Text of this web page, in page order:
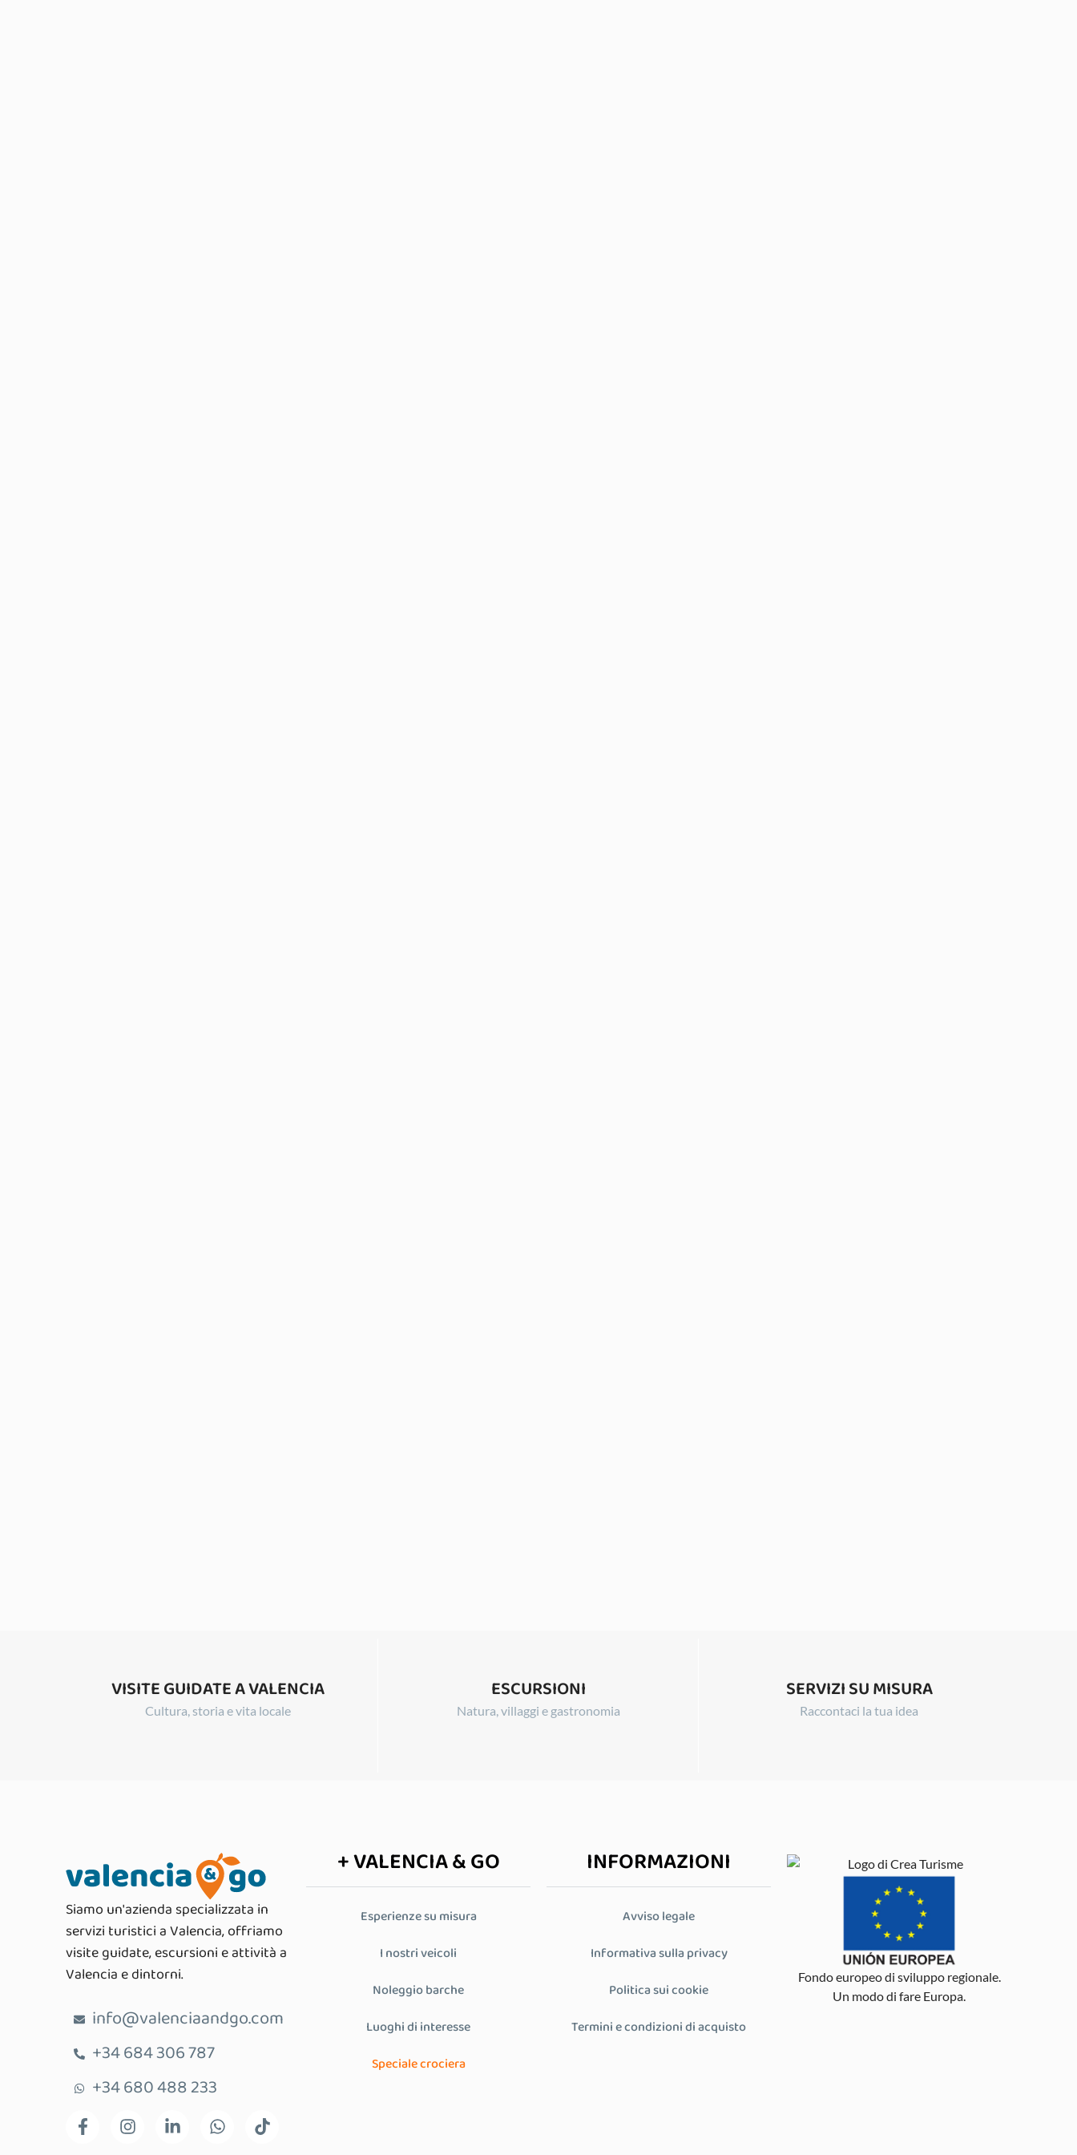
VISITE GUIDATE A VALENCIA
Cultura, storia e vita locale
ESCURSIONI
Natura, villaggi e gastronomia
SERVIZI SU MISURA
Raccontaci la tua idea
Siamo un'azienda specializzata in
servizi turistici a Valencia, offriamo
visite guidate, escursioni e attività a
Valencia e dintorni.
info@valenciaandgo.com
+34 684 306 787
+34 680 488 233
+ VALENCIA & GO
Esperienze su misura
I nostri veicoli
Noleggio barche
Luoghi di interesse
Speciale crociera
INFORMAZIONI
Avviso legale
Informativa sulla privacy
Politica sui cookie
Termini e condizioni di acquisto
Fondo europeo di sviluppo regionale.
Un modo di fare Europa.